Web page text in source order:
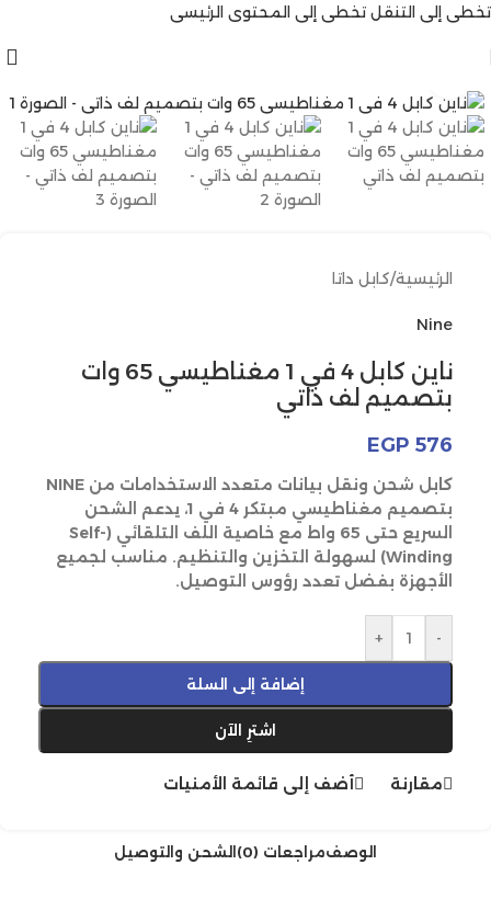
تخطي إلى التنقل تخطي إلى المحتوى الرئيسي
الرئيسية/كابل داتا
Nine
ناين كابل 4 في 1 مغناطيسي 65 وات
بتصميم لف ذاتي
EGP 576
كابل شحن ونقل بيانات متعدد الاستخدامات من NINE
بتصميم مغناطيسي مبتكر 4 في 1، يدعم الشحن
السريع حتى 65 واط مع خاصية اللف التلقائي (Self-
Winding) لسهولة التخزين والتنظيم. مناسب لجميع
الأجهزة بفضل تعدد رؤوس التوصيل.
-
+
إضافة إلى السلة
اشترِ الآن
مقارنة أضف إلى قائمة الأمنيات
الوصفمراجعات (0) الشحن والتوصيل